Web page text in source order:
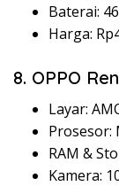
Baterai:
Harga:
8. OPPO
Layar:
Prosesor:
RAM &
Kamera: